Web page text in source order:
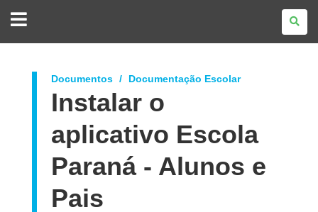
DO
Documentos Documentação Escolar
Instalar o
aplicativo Escola
Paraná - Alunos e
Pais